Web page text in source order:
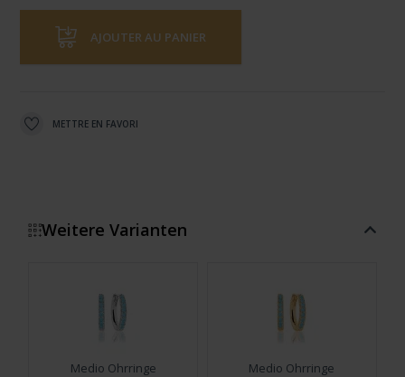
AJOUTER AU PANIER
METTRE EN FAVORI
Weitere Varianten
Medio Ohrringe Medio Ohrringe